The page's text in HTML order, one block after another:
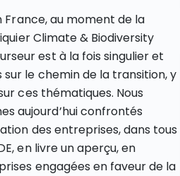
France, au moment de la
Climate & Biodiversity
est à la fois singulier et
le chemin de la transition, y
ces thématiques. Nous
aujourd’hui confrontés
des entreprises, dans tous
en livre un aperçu, en
engagées en faveur de la